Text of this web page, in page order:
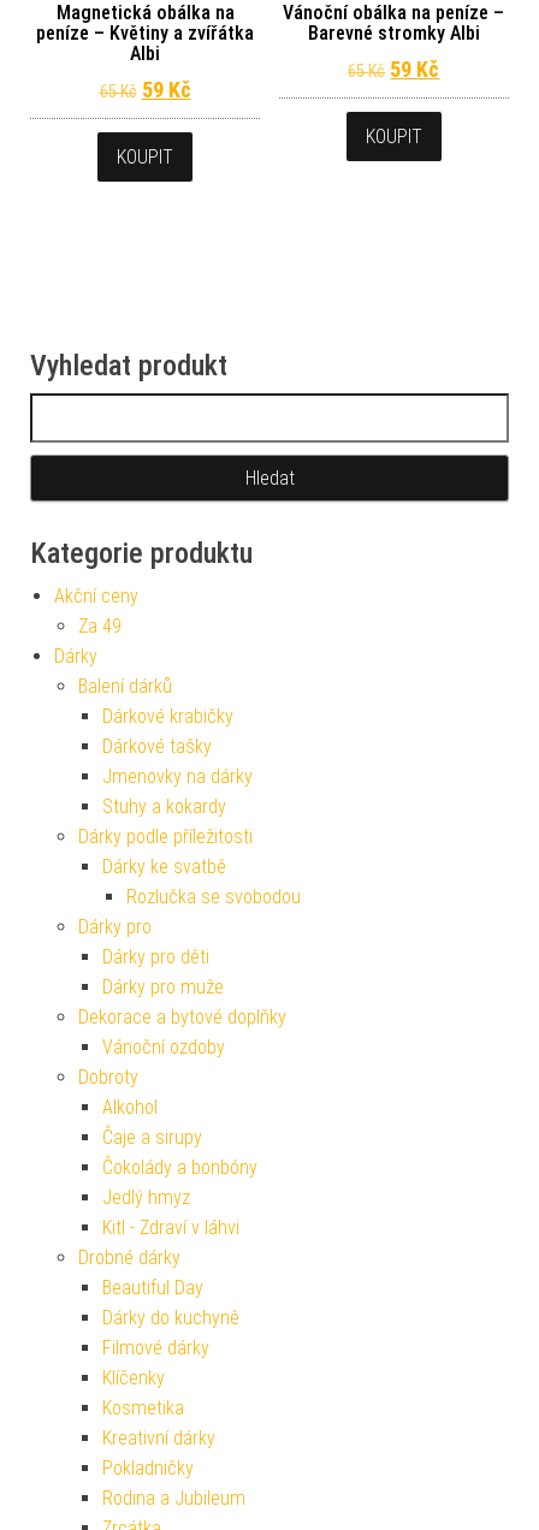
Magnetická obálka na
peníze – Květiny a zvířátka
Albi
65Kč Původní cena byla: 65 Kč.
59 KčAktuální cena je: 59 Kč.
KOUPIT
Vánoční obálka na peníze –
Barevné stromky Albi
65Kč Původní cena
59 Kč
KOUPIT
Vyhledat produkt
Kategorie produktu
Akční ceny
Za 49
Dárky
Balení dárků
Dárkové krabičky
Dárkové tašky
Jmenovky na dárky
Stuhy a kokardy
Dárky podle příležitosti
Dárky ke svatbě
Rozlučka se svobodou
Dárky pro
Dárky pro děti
Dárky pro muže
Dekorace a bytové doplňky
Vánoční ozdoby
Dobroty
Alkohol
Čaje a sirupy
Čokolády a bonbóny
Jedlý hmyz
Kitl - Zdraví v láhvi
Drobné dárky
Beautiful Day
Dárky do kuchyně
Filmové dárky
Klíčenky
Kosmetika
Kreativní dárky
Pokladničky
Rodina a Jubileum